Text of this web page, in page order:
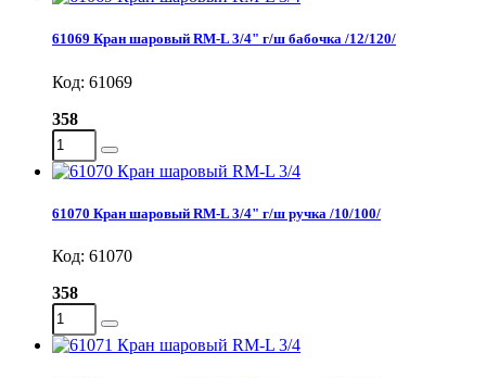
61069 Кран шаровый RM-L 3/4" г/ш бабочка /12/120/
Код: 61069
358
61070 Кран шаровый RM-L 3/4" г/ш ручка /10/100/
Код: 61070
358